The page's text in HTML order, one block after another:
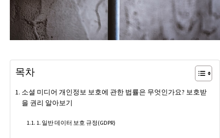
목차
소셜 미디어 개인정보 보호에 관한 법률은 무엇인가요? 보호받
을 권리 알아보기
1. 일반 데이터 보호 규정(GDPR)